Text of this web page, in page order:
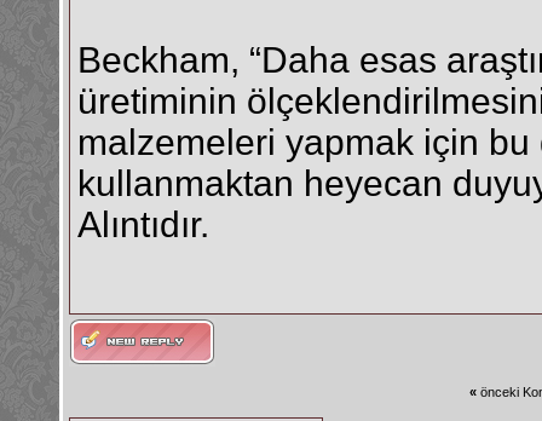
Beckham, “Daha esas
üretiminin
malzemeleri yapmak için bu
kullanmaktan heyecan
Alıntıdır.
« önceki